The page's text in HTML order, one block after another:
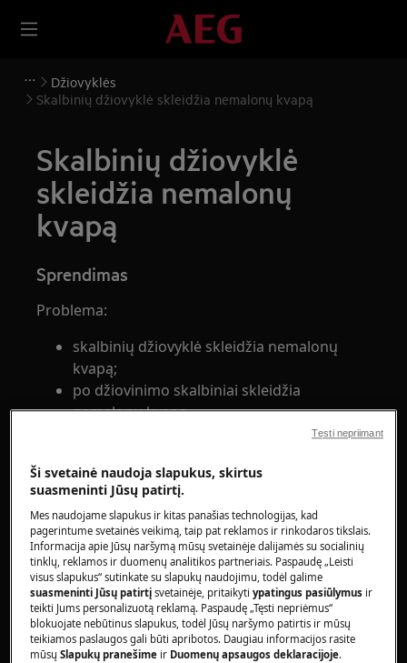
Džiovyklės
Skalbinių džiovyklė skleidžia nemalonų kvapą
Skalbinių džiovyklė
skleidžia nemalonų
kvapą
Sprendimas
Problema:
skalbinių džiovyklė skleidžia nemalonų
kvapą;
po džiovinimo skalbiniai skleidžia
nemalonų kvapą.
būgninėms džiovyklėms su šilumos
siurbliais;
kondensacinėms būgninėms džiovyklėms.
Sprendimas:
1. Reguliariai ir rūpestingai valykite visus
filtrus ir kondensatorių (jeigu pasiekiamas),
kaip aprašyta naudojimo vadove.
Ši svetainė naudoja slapukus, skirtus
suasmeninti Jūsų patirtį.
Mes naudojame slapukus ir kitas panašias technologijas, kad
pagerintume svetainės veikimą, taip pat reklamos ir rinkodaros tikslais.
Informacija apie Jūsų naršymą mūsų svetainėje dalijamės su socialinių
tinklų, reklamos ir duomenų analitikos partneriais. Paspaudę „Leisti
visus slapukus“ sutinkate su slapukų naudojimu, todėl galime
suasmeninti Jūsų patirtįsvetainėje, pritaikytiypatingus pasiūlymus ir
teikti Jums personalizuotą reklamą. Paspaudę „Tęsti nepriėmus“
blokuojate nebūtinus slapukus, todėl Jūsų naršymo patirtis ir mūsų
teikiamos paslaugos gali būti apribotos. Daugiau informacijos rasite
mūsųSlapukų pranešime ir Duomenų apsaugos deklaracijoje.
Tęsti nepriimant